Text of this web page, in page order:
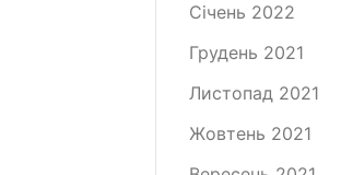
Січень 2022
Грудень 2021
Листопад 2021
Жовтень 2021